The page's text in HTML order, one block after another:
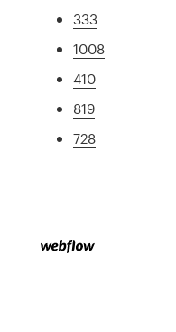
333
1008
410
819
728